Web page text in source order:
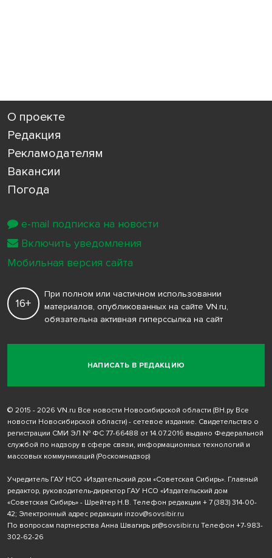
О проекте
Редакция
Рекламодателям
Вакансии
Погода
НАПИСАТЬ В РЕДАКЦИЮ
16+
При полном или частичном использовании
материалов, опубликованных на сайте VN.ru,
обязательна активная гиперссылка на сайт
© 2015 - 2026 VN.ru Все новости Новосибирской области (ВН.ру Все
новости Новосибирской области) - сетевое издание. Свидетельство о
регистрации СМИ ЭЛ № ФС 77-66488 от 14.07.2016 выдано Федеральной
службой по надзору в сфере связи, информационных технологий и
массовых коммуникаций (Роскомнадзор)
Учредитель ГАУ НСО «Издательский дом «Советская Сибирь». Главный
редактор, руководитель-директор ГАУ НСО «Издательский дом
«Советская Сибирь» - Шрейтер Н.В. Телефон редакции + 7 (383) 314-00-
42; Электронный адрес редакции inzov@sovsibir.ru
По вопросам партнерства Анна Швагирь pr@sovsibir.ru Телефон +7-983-
302-62-26
e-mail подписка на новости
Включить уведомления
Мобильная версия сайта